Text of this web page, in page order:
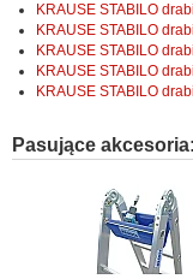
KRAUSE STABILO
KRAUSE STABILO
KRAUSE STABILO
KRAUSE STABILO
KRAUSE STABILO
Pasujące akcesoria: